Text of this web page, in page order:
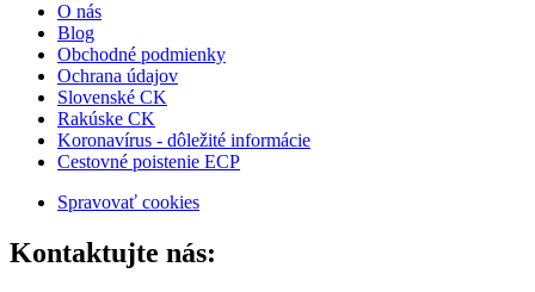
O nás
Blog
Obchodné podmienky
Ochrana údajov
Slovenské CK
Rakúske CK
Koronavírus - dôležité informácie
Cestovné poistenie ECP
Spravovať cookies
Kontaktujte nás: